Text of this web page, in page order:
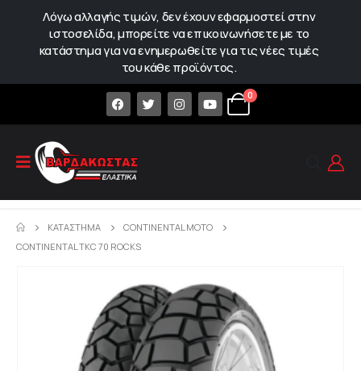
Λόγω αλλαγής τιμών, δεν έχουν εφαρμοστεί στην
ιστοσελίδα, μπορείτε να επικοινωνήσετε με το
κατάστημα για να ενημερωθείτε για τις νέες τιμές
του κάθε προϊόντος.
0
ΚΑΤΆΣΤΗΜΑ
CONTINENTAL MOTO
CONTINENTAL TKC 70 ROCKS